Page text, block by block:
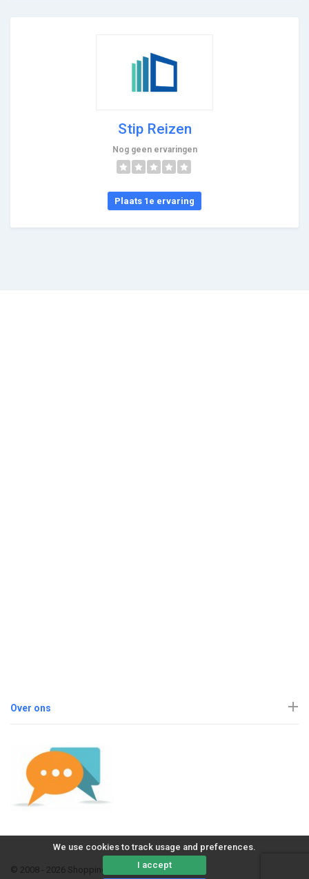
We use cookies to track usage and preferences.
I accept
Stip Reizen
Nog geen ervaringen
Plaats 1e ervaring
Over ons
© 2008 - 2026 ShoppingErvaring